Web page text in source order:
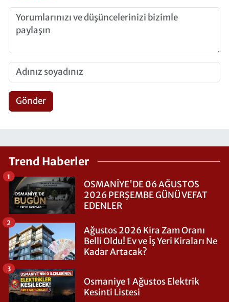
Gönder
Trend Haberler
OSMANİYE'DE 06 AĞUSTOS
2026 PERŞEMBE GÜNÜ VEFAT
EDENLER
1
Ağustos 2026 Kira Zam Oranı
Belli Oldu! Ev ve İş Yeri Kiraları Ne
Kadar Artacak?
2
Osmaniye 1 Ağustos Elektrik
Kesinti Listesi
3